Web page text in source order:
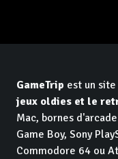
GameTrip est un
jeux oldies et le
Mac, bornes
Game Boy, Sony
Commodore 64 ou